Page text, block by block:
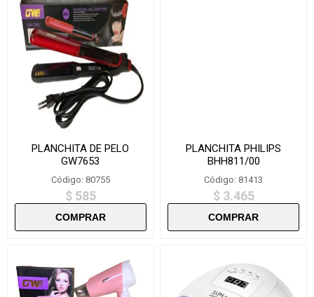
PLANCHITA DE PELO
GW7653
Código: 80755
$ 585
PLANCHITA PHILIPS
BHH811/00
Código: 81413
$ 3.465